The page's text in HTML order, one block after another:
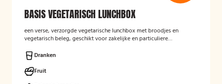
BASIS VEGETARISCH LUNCHBOX
een verse, verzorgde vegetarische lunchbox met broodjes en
vegetarisch beleg, geschikt voor zakelijke en particuliere
Dranken
Fruit